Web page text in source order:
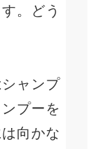
。どう
シャンプ
プーを
向かな